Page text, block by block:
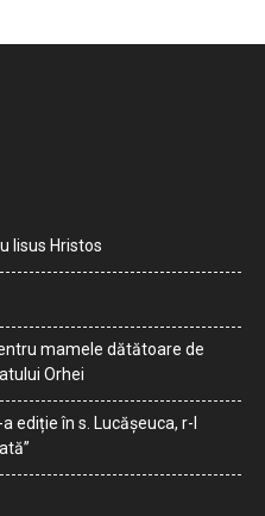
Iisus Hristos
mamele dătătoare de
Orhei
ediție în s. Lucășeuca, r-l